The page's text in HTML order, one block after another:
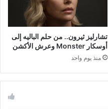
تشارليز ثيرون.. من حلم الباليه إلى
أوسكار Monster وعرش الأكشن
منذ يوم واحد